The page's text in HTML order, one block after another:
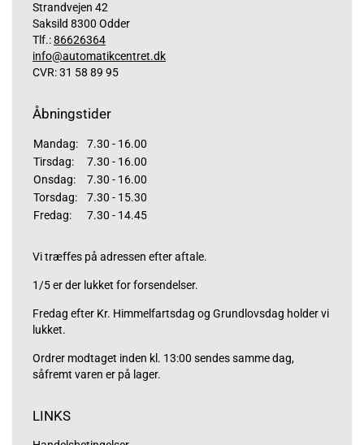
Strandvejen 42
Saksild 8300 Odder
Tlf.:86626364
info@automatikcentret.dk
CVR: 31 58 89 95
Åbningstider
Mandag:
7.30 - 16.00
Tirsdag:
7.30 - 16.00
Onsdag:
7.30 - 16.00
Torsdag:
7.30 - 15.30
Fredag:
7.30 - 14.45
Vi træffes på adressen efter aftale.
1/5 er der lukket for forsendelser.
Fredag efter Kr. Himmelfartsdag og Grundlovsdag holder vi
lukket.
Ordrer modtaget inden kl. 13:00 sendes samme dag,
såfremt varen er på lager.
LINKS